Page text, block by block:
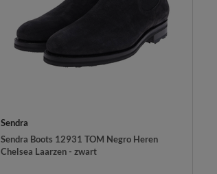
Sendra
Sendra Boots 12931 TOM Negro Heren
Chelsea Laarzen - zwart